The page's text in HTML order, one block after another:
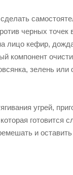
черных
лицо кефир,
компонент
зелень или
угрей,
готовится
и